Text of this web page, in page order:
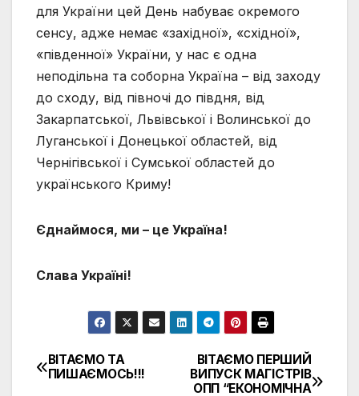
для України цей День набуває окремого
сенсу, адже немає «західної», «східної»,
«південної» України, у нас є одна
неподільна та соборна Україна – від заходу
до сходу, від півночі до півдня, від
Закарпатської, Львівської і Волинської до
Луганської і Донецької областей, від
Чернігівської і Сумської областей до
українського Криму!
Єднаймося, ми – це Україна!
Слава Україні!
Навігація
ВІТАЄМО ПЕРШИЙ
ВИПУСК МАГІСТРІВ
ОПП “ЕКОНОМІЧНА
ВІТАЄМО ТА
ПИШАЄМОСЬ!!!